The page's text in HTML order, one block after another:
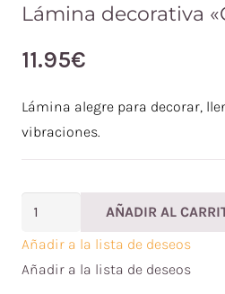
Lámina decorativa
11.95€
Lámina alegre para decorar,
vibraciones.
decorativa
"Good
Vibes"
AÑADIR AL
Añadir a la lista de deseos
Añadir a la lista de deseos